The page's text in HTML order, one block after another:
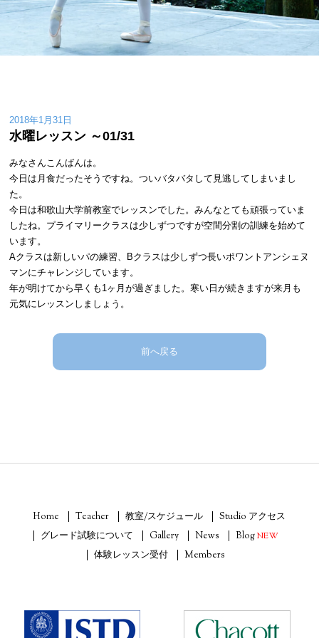
2018年1月31日
水曜レッスン ～01/31
みなさんこんばんは。
今日は月食だったそうですね。ついバタバタして見逃してしまいまし
た。
今日は和歌山大学前教室でレッスンでした。みんなとても頑張っていま
したね。プライマリークラスは少しずつですが空間分割の訓練を始めて
います。
Aクラスは新しいパの練習、Bクラスは少しずつ長いポワントアンシェヌ
マンにチャレンジしています。
年が明けてから早くも1ヶ月が過ぎました。寒い日が続きますが来月も
元気にレッスンしましょう。
前へ戻る
Home Teacher 教室/スケジュール
Studio アクセス
グレード試験について
Gallery News BlogNEW
体験レッスン受付
Members